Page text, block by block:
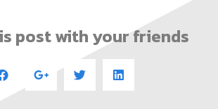
post with your friends